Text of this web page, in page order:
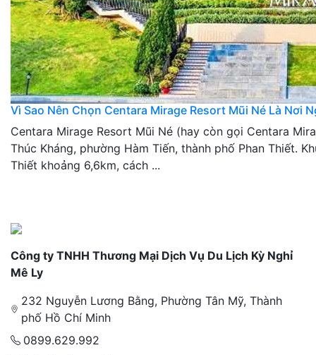
Vì Sao Nên Chọn Centara Mirage Resort Mũi Né Là Nơi
Centara Mirage Resort Mũi Né (hay còn gọi Centara
Thúc Kháng, phường Hàm Tiến, thành phố Phan Thiết.
Thiết khoảng 6,6km, cách ...
Công ty TNHH Thương Mại Dịch Vụ Du Lịch Kỳ Nghỉ
Mê Ly
232 Nguyễn Lương Bằng, Phường Tân Mỹ, Thành
phố Hồ Chí Minh
0899.629.992